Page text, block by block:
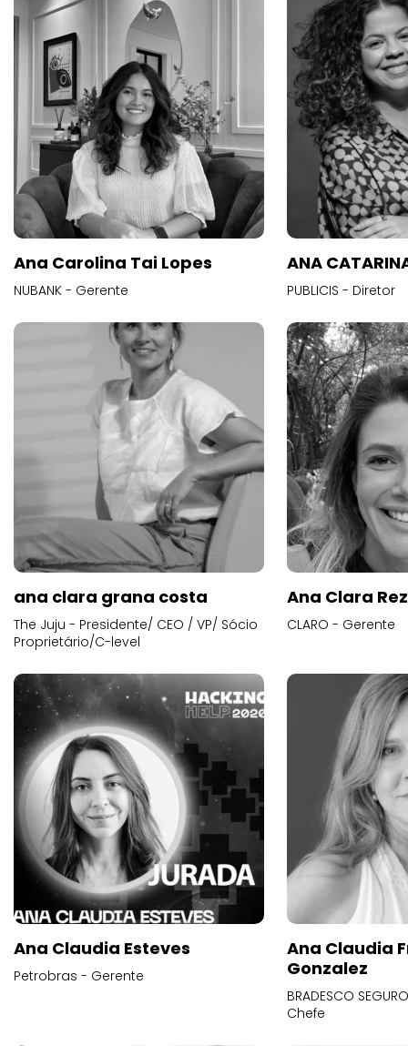
Ana Carolina Tai Lopes
NUBANK - Gerente
ANA
PUBLICIS - Diretor
ana clara grana costa
The Juju - Presidente/ CEO / VP/ Sócio
Proprietário/C-level
Ana Clara
CLARO - Gerente
Ana Claudia Esteves
Petrobras - Gerente
Ana Claudia
Gonzalez
BRADESCO
Chefe